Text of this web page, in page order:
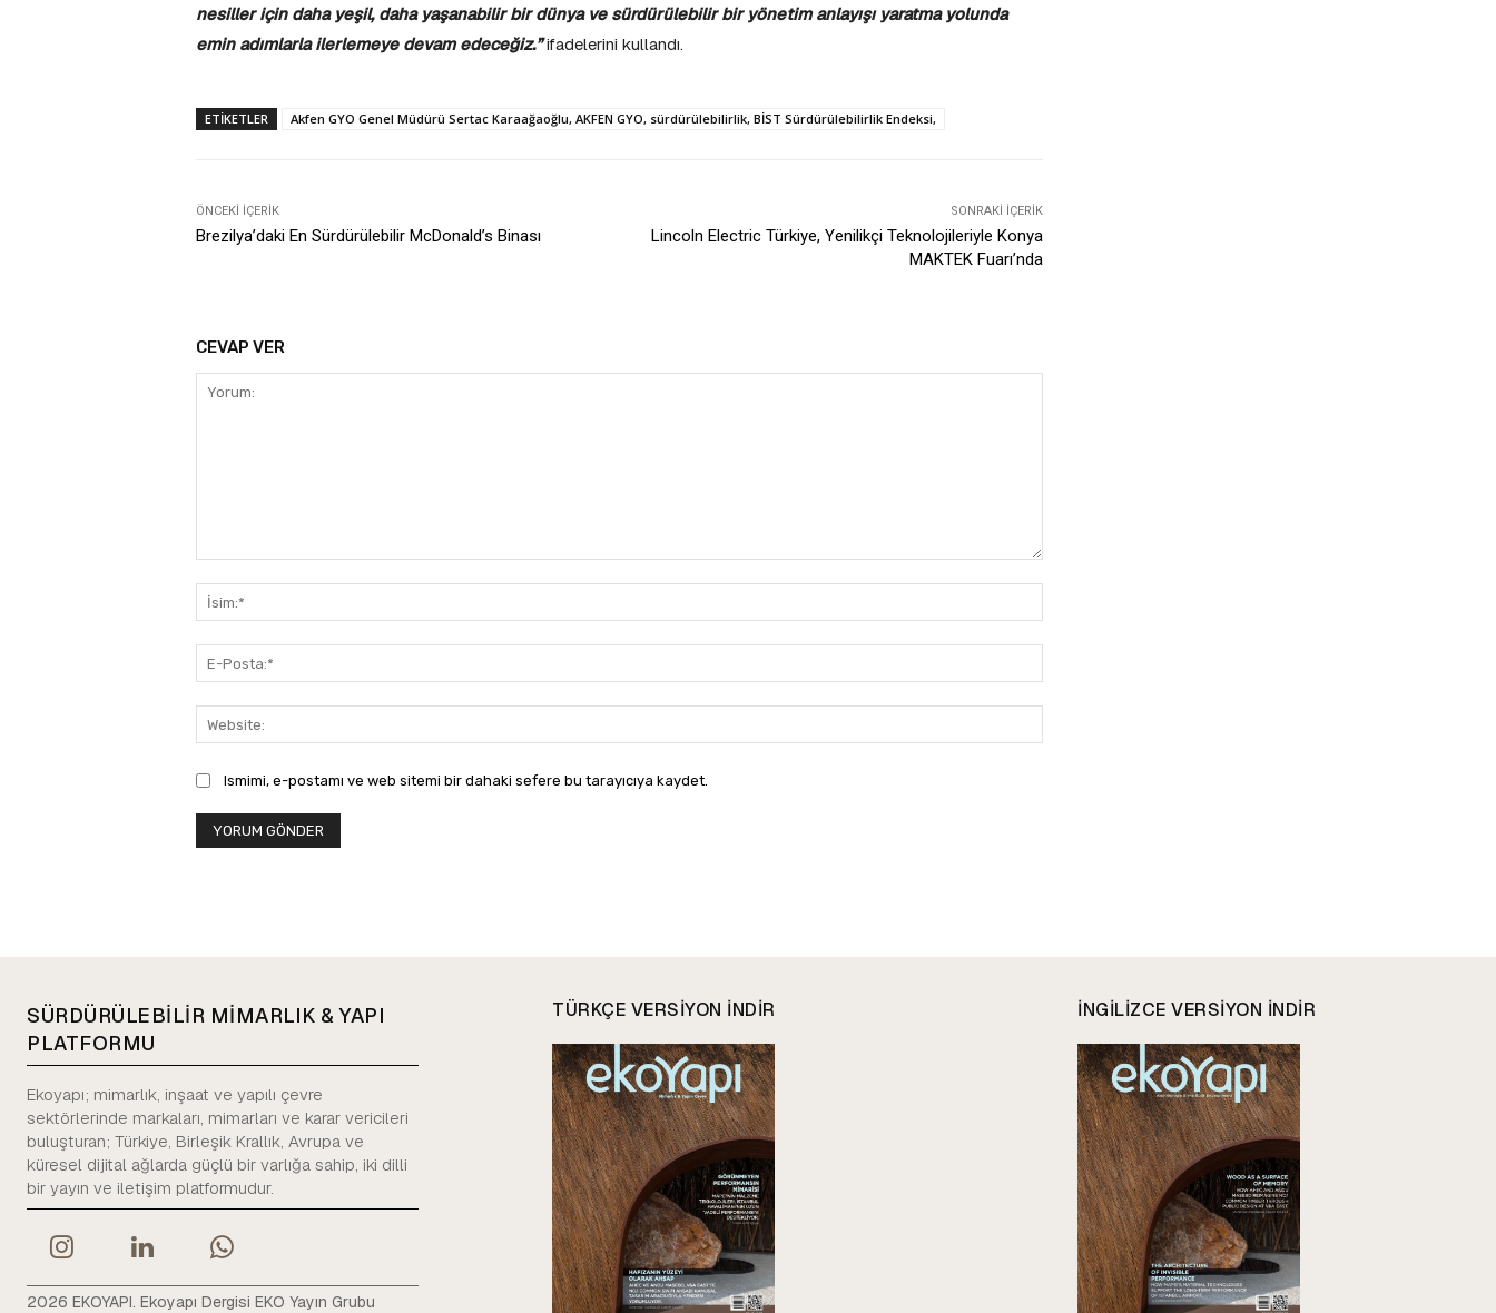
nesiller için daha yeşil, daha yaşanabilir bir dünya ve sürdürülebilir bir yönetim anlayışı yaratma yolunda
emin adımlarla ilerlemeye devam edeceğiz.”ifadelerini kullandı.
ETIKETLER Akfen GYO Genel Müdürü Sertac Karaağaoğlu, AKFEN GYO, sürdürülebilirlik, BİST Sürdürülebilirlik Endeksi,
ÖNCEKI İÇERIK
Brezilya’daki En Sürdürülebilir McDonald’s Binası
SONRAKI İÇERIK
Lincoln Electric Türkiye, Yenilikçi Teknolojileriyle Konya
MAKTEK Fuarı’nda
CEVAP VER
Posta:*
Ismimi, e-postamı ve web sitemi bir dahaki sefere bu tarayıcıya kaydet.
SÜRDÜRÜLEBİLİR MİMARLIK & YAPI
PLATFORMU
Ekoyapı; mimarlık, inşaat ve yapılı çevre
sektörlerinde markaları, mimarları ve karar vericileri
buluşturan; Türkiye, Birleşik Krallık, Avrupa ve
küresel dijital ağlarda güçlü bir varlığa sahip, iki dilli
bir yayın ve iletişim platformudur.
2026 EKOYAPI. Ekoyapı Dergisi EKO Yayın Grubu
TÜRKÇE VERSIYON INDIR INGILIZCE VERSIYON INDIR